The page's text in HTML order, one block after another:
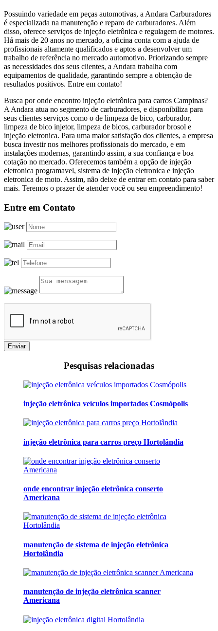
Possuindo variedade em peças automotivas, a Andara Carburadores
é especializada na manutenção e reparo de carburadores. Além
disso, oferece serviços de injeção eletrônica e regulagem de motores.
Há mais de 20 anos no mercado, a oficina conta com a ajuda de
profissionais altamente qualificados e aptos a desenvolver um
trabalho de referência no mercado automotivo. Priorizando sempre
as necessidades dos seus clientes, a Andara trabalha com
equipamentos de qualidade, garantindo sempre a obtenção de
resultados positivos. Entre em contato!
Busca por onde encontro injeção eletrônica para carros Campinas?
A Andara atua no segmento de carburadores, e disponibiliza para
seus clientes serviços como o de limpeza de bico, carburador,
limpeza de bico injetor, limpeza de bicos, carburador brosol e
injeção eletronica. Para uma maior satisfação dos clientes, a empresa
busca investir nos melhores profissionais do mercado, e em
instalações modernas, garantindo assim, a sua confiança e boa
cotação no mercado. Oferecemos também a opção de injeção
eletronica programavel, sistema de injeção eletronica e injeção
eletronica de moto. Assim, não deixe de entrar em contato para saber
mais. Teremos o prazer de atender você ou seu empreendimento!
Entre em Contato
Enviar
Pesquisas relacionadas
injeção eletrônica veículos importados Cosmópolis
injeção eletrônica para carros preço Hortolândia
onde encontrar injeção eletrônica conserto
Americana
manutenção de sistema de injeção eletrônica
Hortolândia
manutenção de injeção eletrônica scanner
Americana